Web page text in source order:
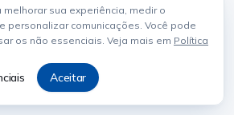
sua experiência, medir o
personalizar comunicações. Você pode
os não essenciais. Veja mais em Política
Aceitar